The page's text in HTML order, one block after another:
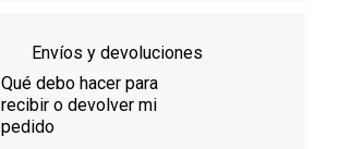
Envíos y devoluciones
Qué debo hacer para
recibir o devolver mi
pedido